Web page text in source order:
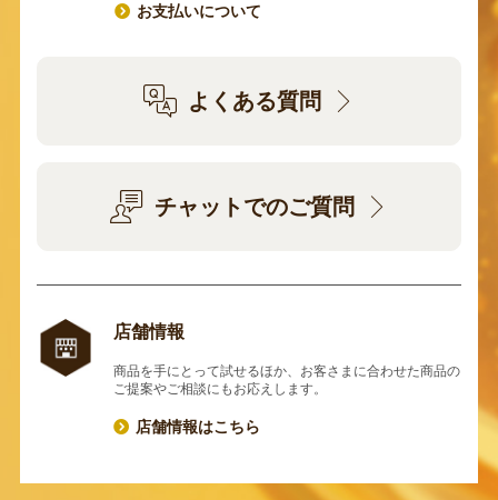
お支払いについて
よくある質問
チャットでのご質問
店舗情報
商品を手にとって試せるほか、お客さまに合わせた商品の
ご提案やご相談にもお応えします。
店舗情報はこちら